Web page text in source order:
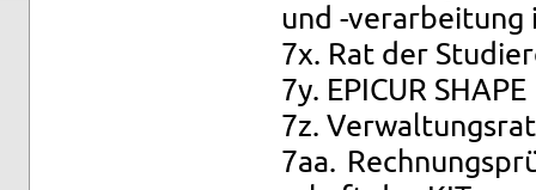
und -ver­ar­bei­tung
7x. Rat der
7y. EPI­CUR
7z.
7aa.